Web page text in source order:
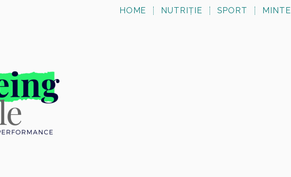
HOME NUTRIȚIE SPORT MINTE